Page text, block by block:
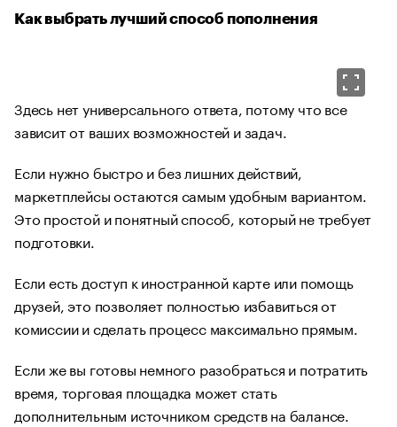
Как выбрать лучший способ пополнения
Здесь нет универсального ответа, потому что все
зависит от ваших возможностей и задач.
Если нужно быстро и без лишних действий,
маркетплейсы остаются самым удобным вариантом.
Это простой и понятный способ, который не требует
подготовки.
Если есть доступ к иностранной карте или помощь
друзей, это позволяет полностью избавиться от
комиссии и сделать процесс максимально прямым.
Если же вы готовы немного разобраться и потратить
время, торговая площадка может стать
дополнительным источником средств на балансе.